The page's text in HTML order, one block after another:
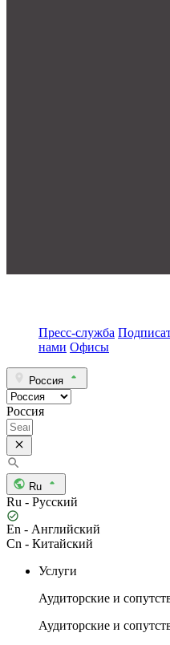
Пресс-служба
нами Офисы
Россия
Россия
Ru
Ru - Русский
En - Английский
Cn - Китайский
Услуги
Аудиторские и
Аудиторские и